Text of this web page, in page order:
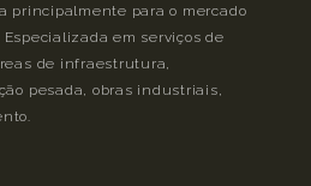
principalmente para o mercado
em serviços de
de infraestrutura,
pesada, obras industriais,